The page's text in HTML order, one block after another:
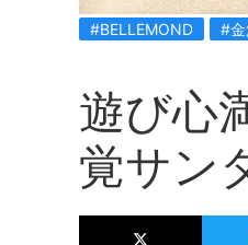
#BELLEMOND #
遊び心
覚サン